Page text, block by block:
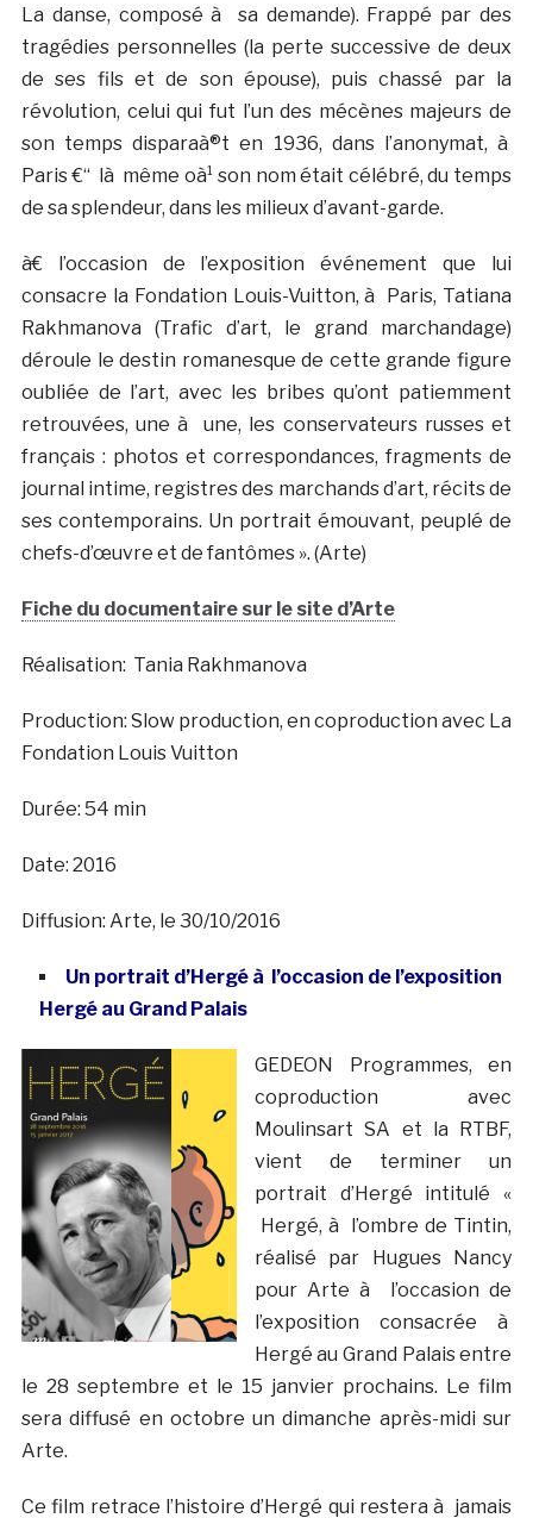
La danse, composé à sa demande). Frappé par des
tragédies personnelles (la perte successive de deux
de ses fils et de son épouse), puis chassé par la
révolution, celui qui fut l’un des mécènes majeurs de
son temps disparaà®t en 1936, dans l’anonymat, à
Paris €“ là même oà¹ son nom était célébré, du temps
de sa splendeur, dans les milieux d’avant-garde.
à€ l’occasion de l’exposition événement que lui
consacre la Fondation Louis-Vuitton, à Paris, Tatiana
Rakhmanova (Trafic d’art, le grand marchandage)
déroule le destin romanesque de cette grande figure
oubliée de l’art, avec les bribes qu’ont patiemment
retrouvées, une à une, les conservateurs russes et
français : photos et correspondances, fragments de
journal intime, registres des marchands d’art, récits de
ses contemporains. Un portrait émouvant, peuplé de
chefs-d’œuvre et de fantômes ». (Arte)
Fiche du documentaire sur le site d’Arte
Réalisation: Tania Rakhmanova
Production: Slow production, en coproduction avec La
Fondation Louis Vuitton
Durée: 54 min
Date: 2016
Diffusion: Arte, le 30/10/2016
Un portrait d’Hergé à l’occasion de l’exposition
Hergé au Grand Palais
GEDEON Programmes, en
coproduction avec
Moulinsart SA et la RTBF,
vient de terminer un
portrait d’Hergé intitulé «
Hergé, à l’ombre de Tintin,
réalisé par Hugues Nancy
pour Arte à l’occasion de
l’exposition consacrée à
Hergé au Grand Palais entre
le 28 septembre et le 15 janvier prochains. Le film
sera diffusé en octobre un dimanche après-midi sur
Arte.
Ce film retrace l’histoire d’Hergé qui restera à jamais